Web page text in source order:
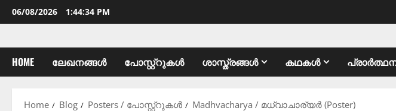
06/08/2026 1:44:35 PM
HOME ലേഖനങ്ങൾ പോസ്റ്റ്റുകൾ ശാസ്ത്രങ്ങൾ കഥകൾ
Home Blog Posters / പോസ്റ്റ്റുകൾ Madhvacharya / മധ്വാചാര്യർ (Poster)